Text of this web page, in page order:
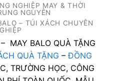
NGHIỆP MAY & THỜI
NGUYÊN
– TÚI XÁCH CHUYÊN
MAY BALO QUÀ TẶNG
QUÀ TẶNG –ĐỒNG
TRƯỜNG HỌC, CÔNG